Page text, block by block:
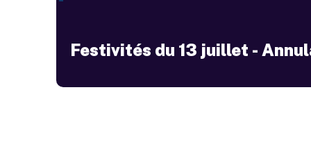
Festivités du 13 juillet -